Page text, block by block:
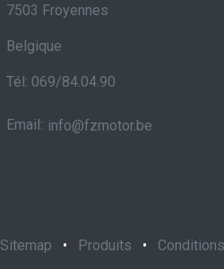
7503 Froyennes
Belgique
Tél: 069/84.04.90
Email: info@fzmotor.be
Sitemap • Produits •